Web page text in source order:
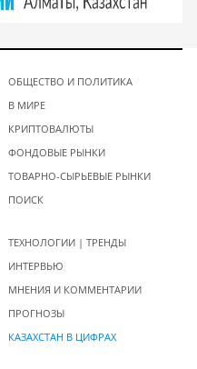
ОБЩЕСТВО И ПОЛИТИКА
В МИРЕ
КРИПТОВАЛЮТЫ
ФОНДОВЫЕ РЫНКИ
ТОВАРНО-СЫРЬЕВЫЕ РЫНКИ
ПОИСК
ТЕХНОЛОГИИ | ТРЕНДЫ
ИНТЕРВЬЮ
МНЕНИЯ И КОММЕНТАРИИ
ПРОГНОЗЫ
КАЗАХСТАН В ЦИФРАХ